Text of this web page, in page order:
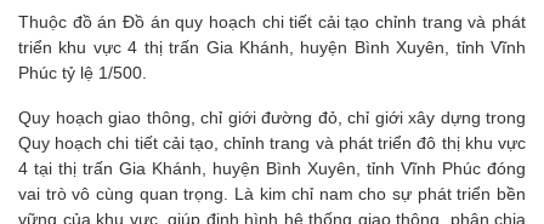
Thuộc đồ án Đồ án quy hoạch chi tiết cải tạo chỉnh trang và phát
triển khu vực 4 thị trấn Gia Khánh, huyện Bình Xuyên, tỉnh Vĩnh
Phúc tỷ lệ 1/500.
Quy hoạch giao thông, chỉ giới đường đỏ, chỉ giới xây dựng trong
Quy hoạch chi tiết cải tạo, chỉnh trang và phát triển đô thị khu vực
4 tại thị trấn Gia Khánh, huyện Bình Xuyên, tỉnh Vĩnh Phúc đóng
vai trò vô cùng quan trọng. Là kim chỉ nam cho sự phát triển bền
vững của khu vực, giúp định hình hệ thống giao thông, phân chia